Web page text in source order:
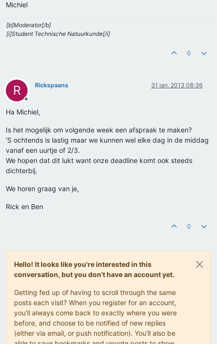
Michiel
[b]Moderator[/b]
[i]Student Technische Natuurkunde[/i]
0
R
Offline
Rickspaans 31 jan. 2013 08:36
Ha Michiel,
Is het mogelijk om volgende week een afspraak te maken?
'S ochtends is lastig maar we kunnen wel elke dag in de middag
vanaf een uurtje of 2/3.
We hopen dat dit lukt want onze deadline komt ook steeds
dichterbij.
We horen graag van je,
Rick en Ben
0
Hello! It looks like you're interested in this
conversation, but you don't have an account yet.
Getting fed up of having to scroll through the same
posts each visit? When you register for an account,
you'll always come back to exactly where you were
before, and choose to be notified of new replies
(either via email, or push notification). You'll also be